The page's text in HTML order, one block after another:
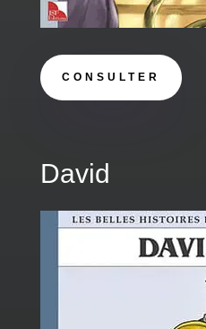
CONSULTER
David